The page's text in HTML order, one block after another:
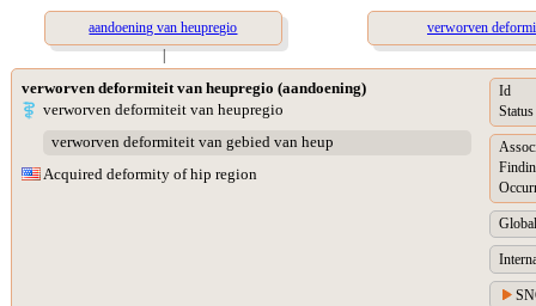
aandoening van heupregio
verworven
|
verworven deformiteit van heupregio (aandoening)
verworven deformiteit van heupregio
verworven deformiteit van gebied van heup
Acquired deformity of hip region
Id
Status